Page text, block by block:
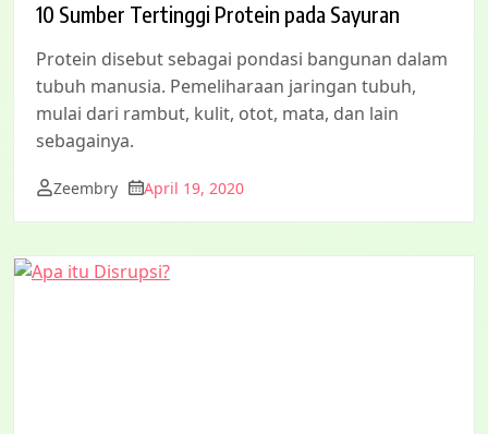
10 Sumber Tertinggi Protein pada Sayuran
Protein disebut sebagai pondasi bangunan dalam
tubuh manusia. Pemeliharaan jaringan tubuh,
mulai dari rambut, kulit, otot, mata, dan lain
sebagainya.
Zeembry April 19, 2020